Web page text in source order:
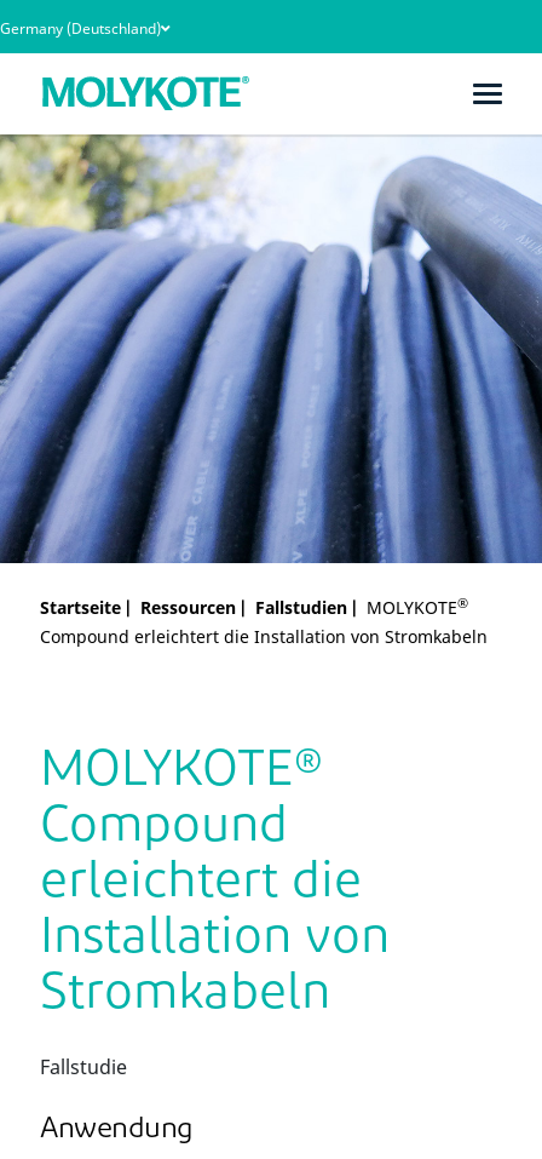
Germany (Deutschland)
Startseite Ressourcen Fallstudien MOLYKOTE®
Compound erleichtert die Installation von Stromkabeln
MOLYKOTE®
Compound
erleichtert die
Installation von
Stromkabeln
Fallstudie
Anwendung